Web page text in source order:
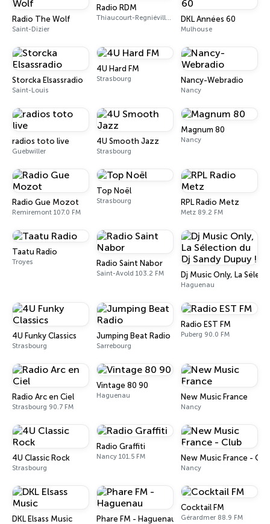
Radio The Wolf
Saint-Dizier
Radio RDM
Thiaucourt-Regniéville 102.7 FM DKL Années 60
Mulhouse
Storcka Elsassradio
Saint-Louis
4U Hard FM
Strasbourg Nancy-Webradio
Nancy
radios toto live
Guebwiller
4U Smooth Jazz
Strasbourg
Magnum 80
Nancy
Radio Gue Mozot
Remiremont 107.0 FM
Top Noël
Strasbourg RPL Radio Metz
Metz 89.2 FM
Taatu Radio
Troyes Radio Saint Nabor
Saint-Avold 103.2 FM Dj Music Only, La
Haguenau
4U Funky Classics
Strasbourg
Jumping Beat Radio
Sarrebourg
Radio EST FM
Puberg 90.0 FM
Radio Arc en Ciel
Strasbourg 90.7 FM
Vintage 80 90
Haguenau New Music France
Nancy
4U Classic Rock
Strasbourg
Radio Graffiti
Nancy 101.5 FM New Music France -
Nancy
DKL Elsass Music Phare FM - Haguenau
Cocktail FM
Gérardmer 88.9 FM